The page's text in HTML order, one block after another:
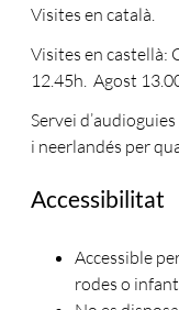
Visites en català.
Visites en castellà:
12.45h. Agost
Servei
i neerlandés per
Accessibilitat
Accessible
rodes o